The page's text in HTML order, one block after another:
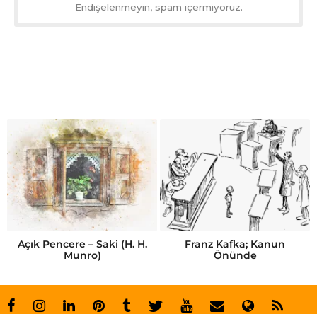
Endişelenmeyin, spam içermiyoruz.
Açık Pencere – Saki (H. H.
Munro)
Franz Kafka; Kanun
Önünde